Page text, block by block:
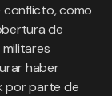
conflicto, como
de
haber
por parte de